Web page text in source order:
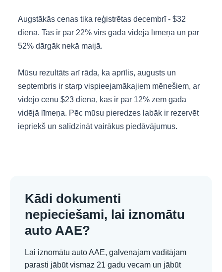
Augstākās cenas tika reģistrētas decembrī - $32
dienā. Tas ir par 22% virs gada vidējā līmeņa un par
52% dārgāk nekā maijā.
Mūsu rezultāts arī rāda, ka aprīlis, augusts un
septembris ir starp vispieejamākajiem mēnešiem, ar
vidējo cenu $23 dienā, kas ir par 12% zem gada
vidējā līmeņa. Pēc mūsu pieredzes labāk ir rezervēt
iepriekš un salīdzināt vairākus piedāvājumus.
Kādi dokumenti
nepieciešami, lai iznomātu
auto AAE?
Lai iznomātu auto AAE, galvenajam vadītājam
parasti jābūt vismaz 21 gadu vecam un jābūt